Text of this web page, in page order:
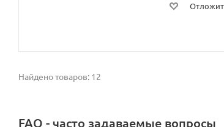
Найдено товаров: 12
FAQ - часто задаваемые вопросы